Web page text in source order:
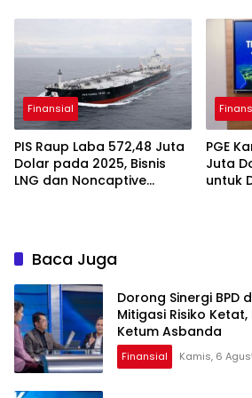
Finansial
PIS Raup Laba 572,48 Juta
Dolar pada 2025, Bisnis
LNG dan Noncaptive
PGE
Juta
untuk
Baca Juga
Dorong Sinergi BPD
Mitigasi Risiko Ketat,
Ketum Asbanda
Finansial Kamis, 6